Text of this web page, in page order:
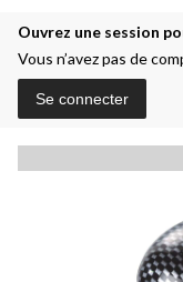
Ouvrez une session
Vous n’avez pas de
Se connecter